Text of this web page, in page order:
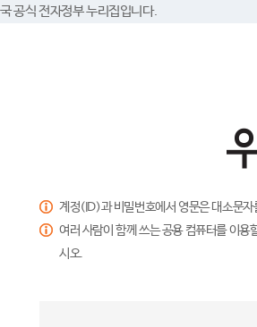
공식 전자정부 누리집입니다.
계정(ID)과 비밀번호에서 영문은 대소문
여러 사람이 함께 쓰는 공용 컴퓨터를 이
시오.